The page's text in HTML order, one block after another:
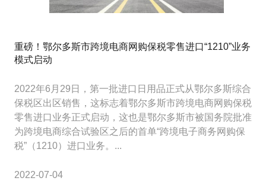
重磅！鄂尔多斯市跨境电商网购保税零售进口“1210”业务
模式启动
2022年6月29日，第一批进口日用品正式从鄂尔多斯综合
保税区出区销售，这标志着鄂尔多斯市跨境电商网购保税
零售进口业务正式启动，这也是鄂尔多斯市被国务院批准
为跨境电商综合试验区之后的首单“跨境电子商务网购保
税”（1210）进口业务。...
2022-07-04